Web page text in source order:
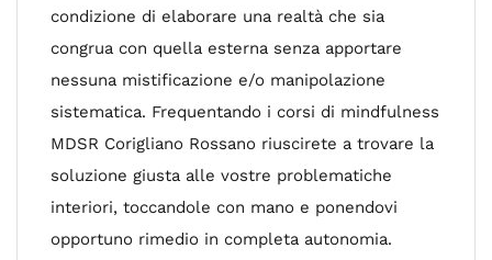
condizione di elaborare una realtà che sia
congrua con quella esterna senza apportare
nessuna mistificazione e/o manipolazione
sistematica. Frequentando i corsi di mindfulness
MDSR Corigliano Rossano riuscirete a trovare la
soluzione giusta alle vostre problematiche
interiori, toccandole con mano e ponendovi
opportuno rimedio in completa autonomia.